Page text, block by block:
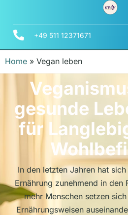
+49 511 12371671
Home » Vegan leben
gesunde
für
In den letzten Jahren hat
Ernährung zunehmend in den
mehr Menschen setzen
Ernährungsweisen